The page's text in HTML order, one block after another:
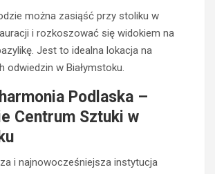
można zasiąść przy stoliku w
i rozkoszować się widokiem na
Jest to idealna lokacja na
odwiedzin w Białymstoku.
Podlaska –
Centrum Sztuki w
i najnowocześniejsza instytucja